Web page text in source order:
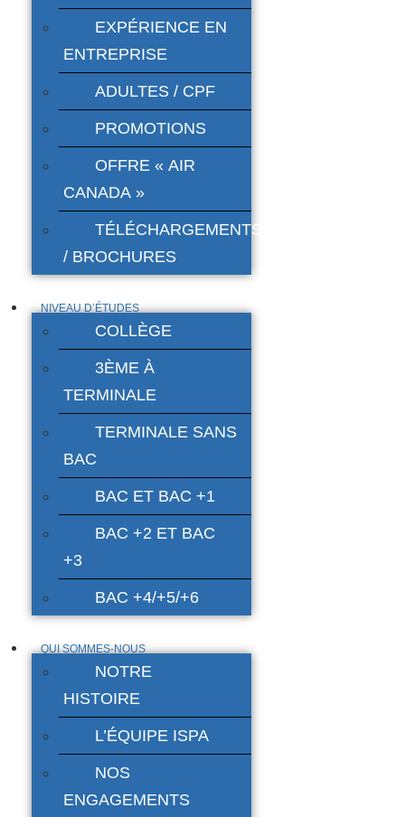
EXPÉRIENCE EN
ENTREPRISE
ADULTES / CPF
PROMOTIONS
OFFRE « AIR
CANADA »
TÉLÉCHARGEMENTS
/ BROCHURES
NIVEAU D’ÉTUDES
COLLÈGE
3ÈME À
TERMINALE
TERMINALE SANS
BAC
BAC ET BAC +1
BAC +2 ET BAC
+3
BAC +4/+5/+6
QUI SOMMES-NOUS
NOTRE
HISTOIRE
L’ÉQUIPE ISPA
NOS
ENGAGEMENTS